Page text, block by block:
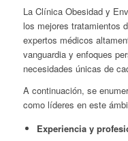
La Clínica Obesidad y
los mejores tratamientos
expertos médicos
vanguardia y enfoques
necesidades únicas de
A continuación, se
como líderes en este
Experiencia y